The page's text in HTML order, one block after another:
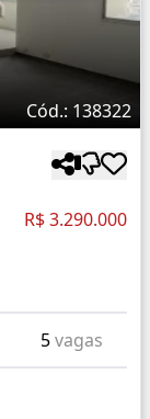
Cód.: 138322
R$ 3.290.000
5vagas